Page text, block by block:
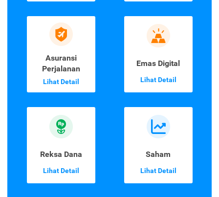
Asuransi
Perjalanan
Lihat Detail
Emas Digital
Lihat Detail
Reksa Dana
Lihat Detail
Saham
Lihat Detail